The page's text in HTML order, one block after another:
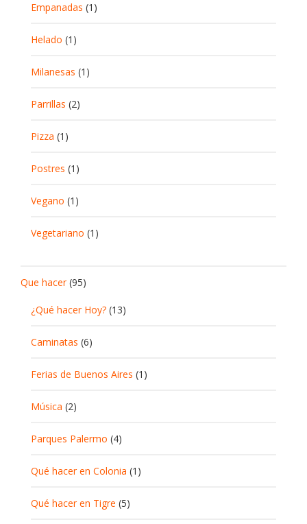
Empanadas (1)
Helado (1)
Milanesas (1)
Parrillas (2)
Pizza (1)
Postres (1)
Vegano (1)
Vegetariano (1)
Que hacer(95)
¿Qué hacer Hoy? (13)
Caminatas (6)
Ferias de Buenos Aires (1)
Música (2)
Parques Palermo (4)
Qué hacer en Colonia (1)
Qué hacer en Tigre (5)